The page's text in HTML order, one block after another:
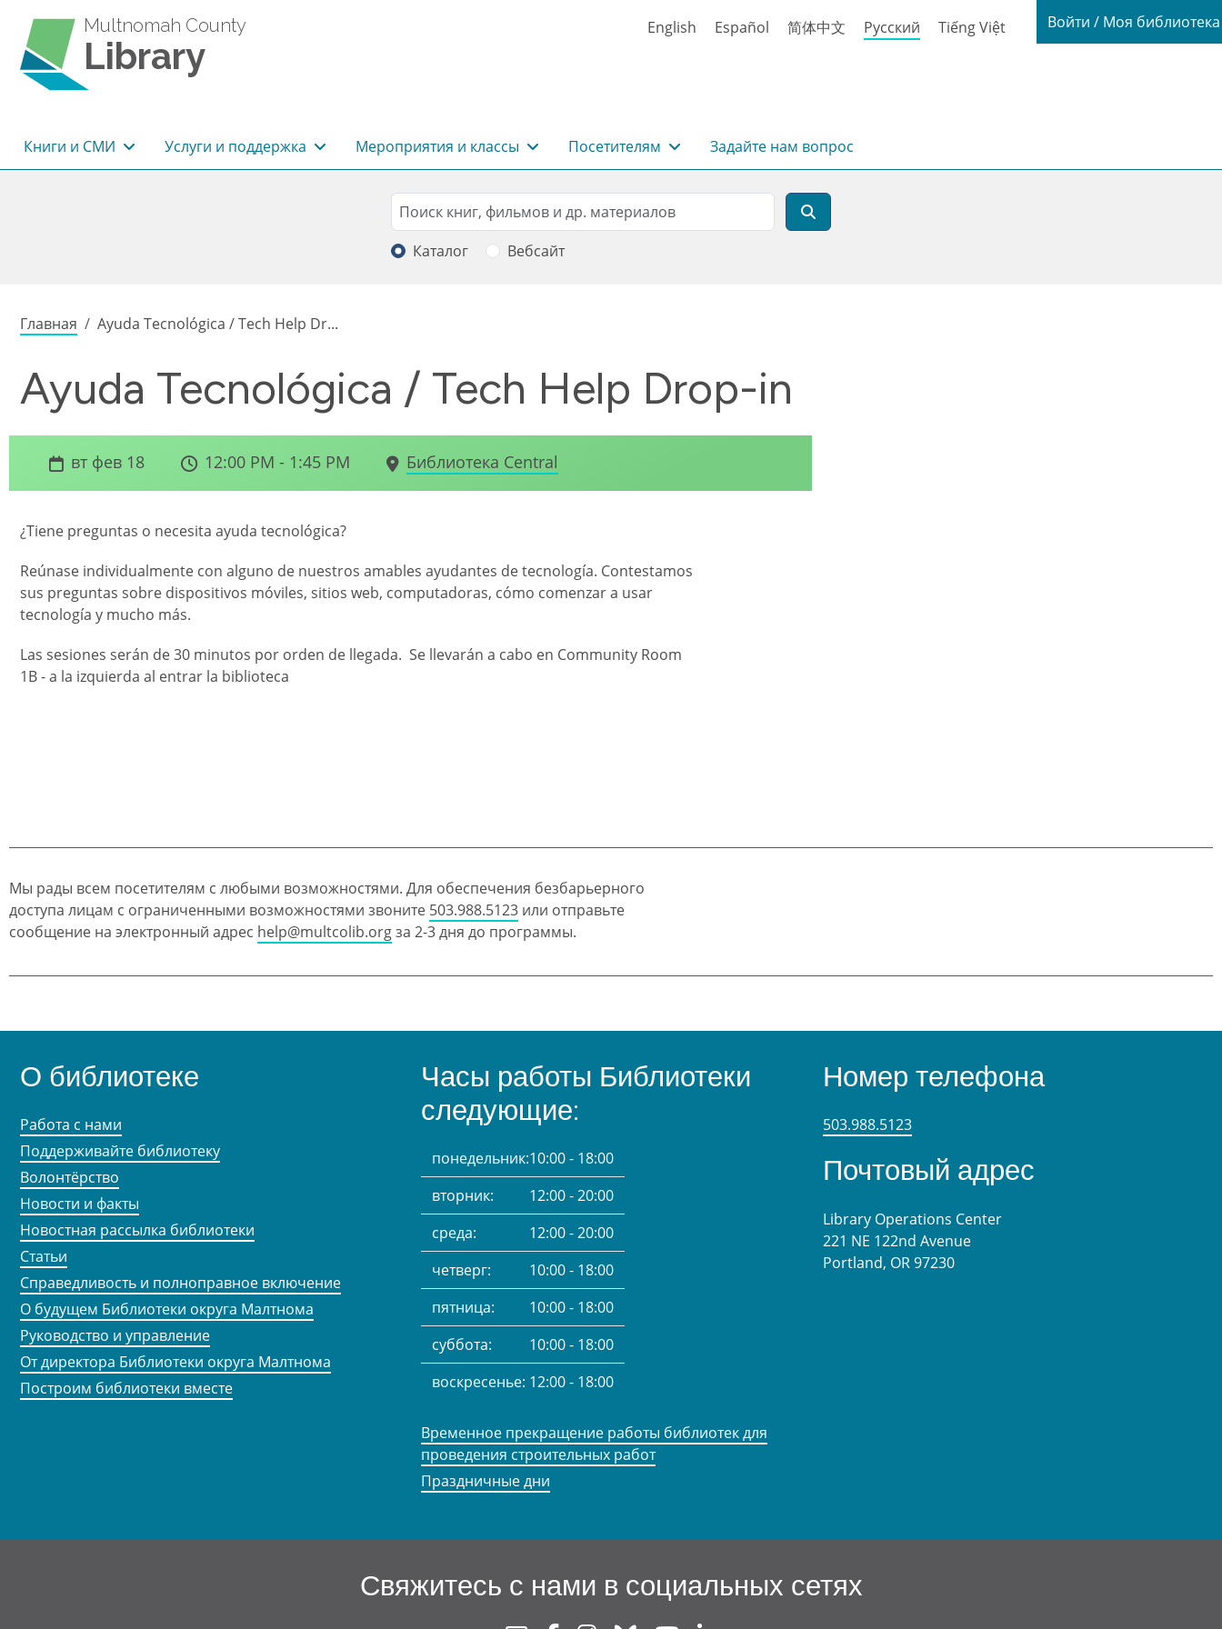
Multnomah County
Library
English Español 简体中文 Русский Tiếng Việt Login / My
Войти / Моя
Основная навигация
Книги и СМИ Услуги и поддержка Мероприятия и классы Посетителям Задайте нам вопрос
Search
Поиск
Каталог Вебсайт
Строка навигации
Главная Ayuda Tecnológica / Tech Help Dr...
Ayuda Tecnológica / Tech Help Drop-in
вт фев 18 12:00 PM - 1:45 PM Библиотека Central
¿Tiene preguntas o necesita ayuda tecnológica?
Reúnase individualmente con alguno de nuestros amables ayudantes de tecnología. Contestamos
sus preguntas sobre dispositivos móviles, sitios web, computadoras, cómo comenzar a usar
tecnología y mucho más.
Las sesiones serán de 30 minutos por orden de llegada. Se llevarán a cabo en Community Room
1B - a la izquierda al entrar la biblioteca
Мы рады всем посетителям с любыми возможностями. Для обеспечения безбарьерного
доступа лицам с ограниченными возможностями звоните 503.988.5123 или отправьте
сообщение на электронный адрес help@multcolib.orgза 2-3 дня до программы.
О библиотеке
Работа с нами
Поддерживайте библиотеку
Волонтёрство
Новости и факты
Новостная рассылка библиотеки
Статьи
Справедливость и полноправное включение
О будущем Библиотеки округа Малтнома
Руководство и управление
От директора Библиотеки округа Малтнома
Построим библиотеки вместе
Часы работы Библиотеки
следующие:
понедельник:10:00 - 18:00
вторник:
12:00 - 20:00
среда:
12:00 - 20:00
четверг:
10:00 - 18:00
пятница:
10:00 - 18:00
суббота:
10:00 - 18:00
воскресенье: 12:00 - 18:00
Временное прекращение работы библиотек для
проведения строительных работ
Праздничные дни
Номер телефона
503.988.5123
Почтовый адрес
Library Operations Center
221 NE 122nd Avenue
Portland, OR 97230
Свяжитесь с нами в социальных сетях